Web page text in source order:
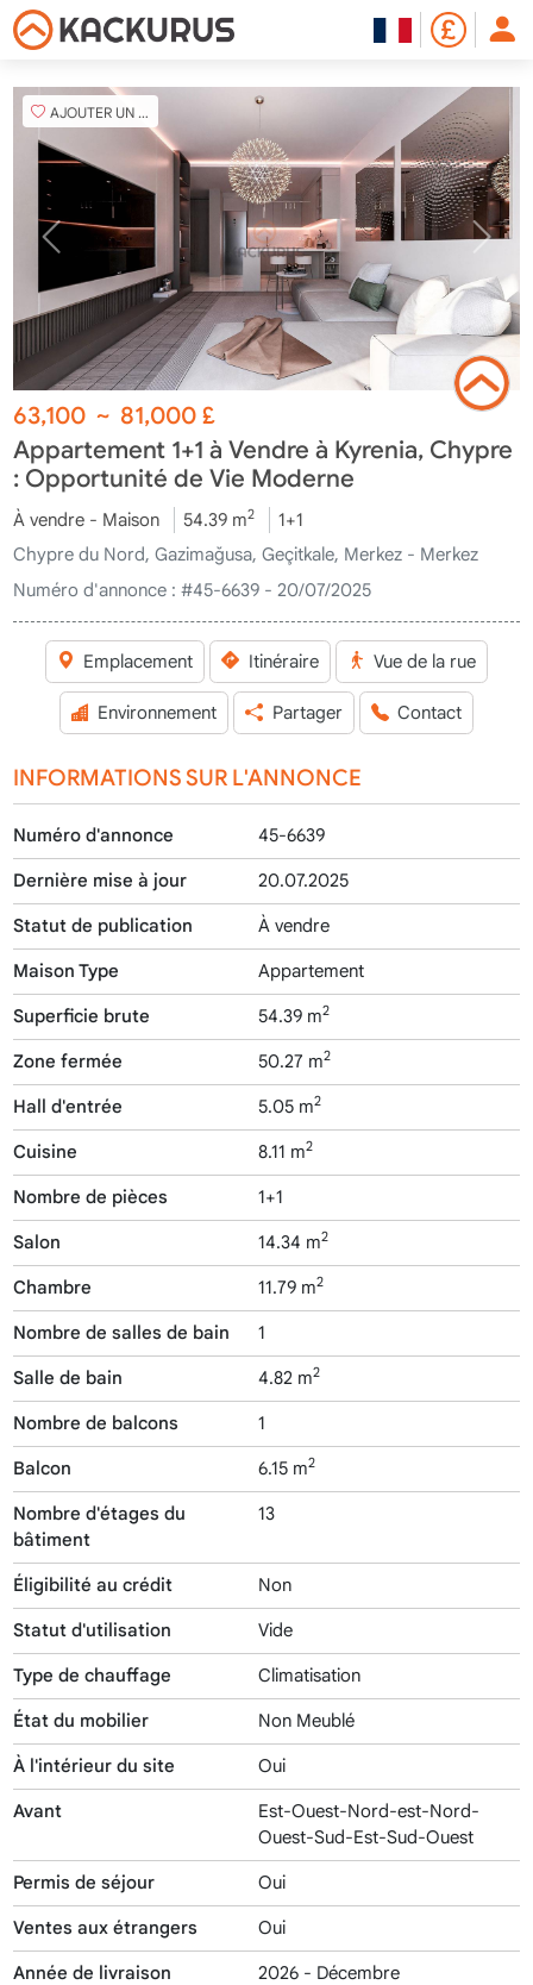
AJOUTER UN FAVORI
63,100 ~ 81,000£
Appartement 1+1 à Vendre à Kyrenia, Chypre
: Opportunité de Vie Moderne
À vendre - Maison 54.39 m2
1+1
Chypre du Nord, Gazimağusa, Geçitkale, Merkez - Merkez
Numéro d'annonce : #45-6639 - 20/07/2025
Emplacement Itinéraire Vue de la rue
Environnement Partager Contact
INFORMATIONS SUR L'ANNONCE
Numéro d'annonce 45-6639
Dernière mise à jour 20.07.2025
Statut de publication À vendre
Maison Type Appartement
Superficie brute 54.39 m2
Zone fermée 50.27 m2
Hall d'entrée 5.05 m2
Cuisine 8.11 m2
Nombre de pièces 1+1
Salon 14.34 m2
Chambre 11.79 m2
Nombre de salles de bain 1
Salle de bain 4.82 m2
Nombre de balcons 1
Balcon 6.15 m2
Nombre d'étages du
bâtiment
13
Éligibilité au crédit Non
Statut d'utilisation Vide
Type de chauffage Climatisation
État du mobilier Non Meublé
À l'intérieur du site Oui
Avant
Est-Ouest-Nord-est-Nord-
Ouest-Sud-Est-Sud-Ouest
Permis de séjour Oui
Ventes aux étrangers Oui
Année de livraison 2026 - Décembre